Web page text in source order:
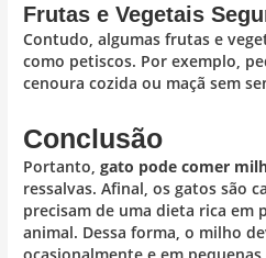
Frutas e Vegetais
Contudo, algumas frutas e
como petiscos. Por exemplo,
cenoura cozida ou maçã sem
Conclusão
Portanto,gato pode comer
ressalvas. Afinal, os gatos são
precisam de uma dieta rica em
animal. Dessa forma, o milho
ocasionalmente e em